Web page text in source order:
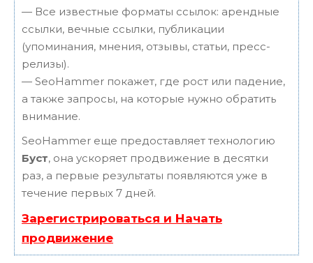
— Все известные форматы ссылок: арендные
ссылки, вечные ссылки, публикации
(упоминания, мнения, отзывы, статьи, пресс-
релизы).
— SeoHammer покажет, где рост или падение,
а также запросы, на которые нужно обратить
внимание.
SeoHammer еще предоставляет технологию
Буст, она ускоряет продвижение в десятки
раз, а первые результаты появляются уже в
течение первых 7 дней.
Зарегистрироваться и Начать
продвижение